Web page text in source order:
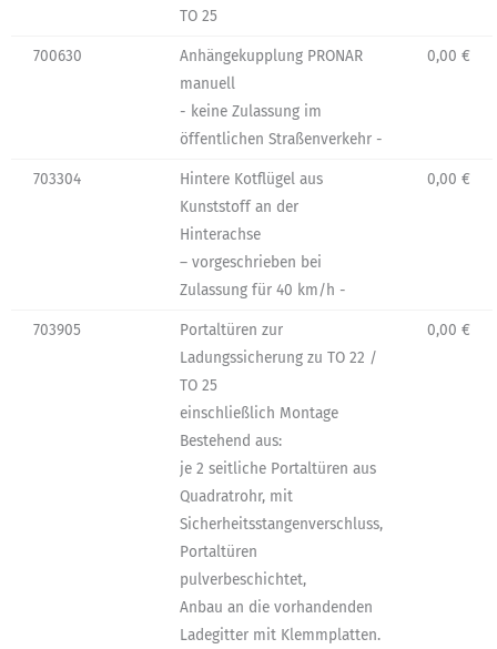
TO 25
700630
Anhängekupplung PRONAR
manuell
- keine Zulassung im
öffentlichen Straßenverkehr -
0,00 €
703304
Hintere Kotflügel aus
Kunststoff an der
Hinterachse
– vorgeschrieben bei
Zulassung für 40 km/h -
0,00 €
703905
Portaltüren zur
Ladungssicherung zu TO 22 /
TO 25
einschließlich Montage
Bestehend aus:
je 2 seitliche Portaltüren aus
Quadratrohr, mit
Sicherheitsstangenverschluss,
Portaltüren
pulverbeschichtet,
Anbau an die vorhandenden
Ladegitter mit Klemmplatten.
0,00 €